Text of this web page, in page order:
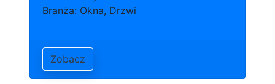
Branża: Okna, Drzwi
Zobacz